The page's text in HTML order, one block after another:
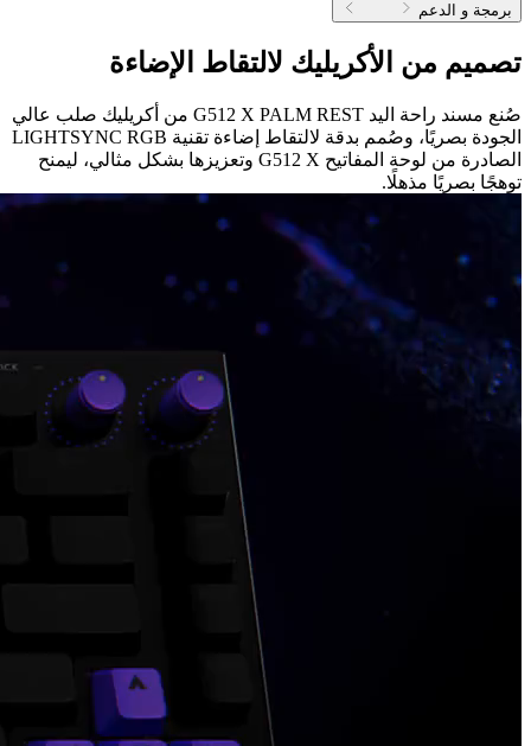
برمجة و الدعم
تصميم من الأكريليك لالتقاط الإضاءة
صُنع مسند راحة اليد G512 X PALM REST من أكريليك صلب عالي
الجودة بصريًا، وصُمم بدقة لالتقاط إضاءة تقنية LIGHTSYNC RGB
الصادرة من لوحة المفاتيح G512 X وتعزيزها بشكل مثالي، ليمنح
توهجًا بصريًا مذهلًا.